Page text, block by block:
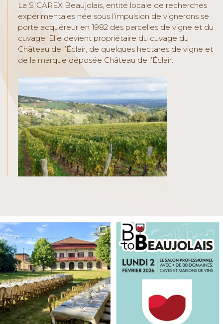
La SICAREX Beaujolais, entité locale de recherches
expérimentales née sous l’impulsion de vignerons se
porte acquéreur en 1982 des parcelles de vigne et du
cuvage. Elle devient propriétaire du cuvage du
Château de l’Éclair, de quelques hectares de vigne et
de la marque déposée Château de l’Éclair.